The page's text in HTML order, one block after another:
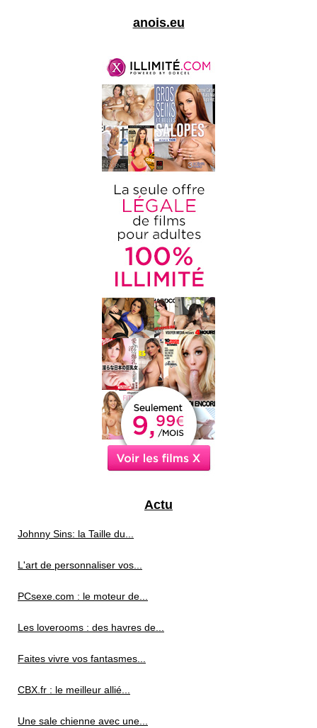
anois.eu
Actu
Johnny Sins: la Taille du...
L'art de personnaliser vos...
PCsexe.com : le moteur de...
Les loverooms : des havres de...
Faites vivre vos fantasmes...
CBX.fr : le meilleur allié...
Une sale chienne avec une...